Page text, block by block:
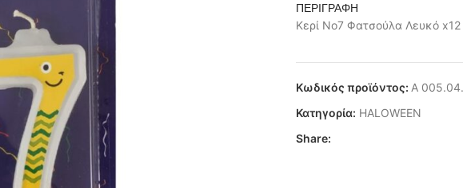
ΠΕΡΙΓΡΑΦΉ
Κερί Νο7 Φατσούλα Λευκό
Κωδικός προϊόντος: Α
Κατηγορία: HALOWEEN
Share: